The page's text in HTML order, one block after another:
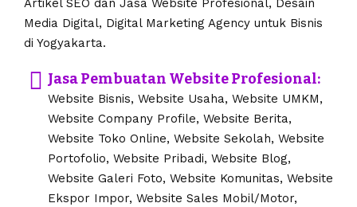
Artikel SEO dan Jasa Website Profesional, Desain
Media Digital, Digital Marketing Agency untuk Bisnis
di Yogyakarta.
Jasa Pembuatan Website Profesional:
Website Bisnis, Website Usaha, Website UMKM,
Website Company Profile, Website Berita,
Website Toko Online, Website Sekolah, Website
Portofolio, Website Pribadi, Website Blog,
Website Galeri Foto, Website Komunitas, Website
Ekspor Impor, Website Sales Mobil/Motor,